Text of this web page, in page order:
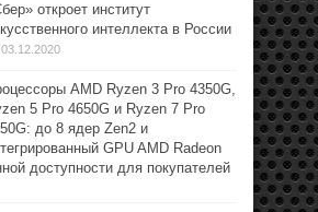
откроет институт
интеллекта в России
03.12.2020
AMD Ryzen 3 Pro 4350G,
5 Pro 4650G и Ryzen 7 Pro
до 8 ядер Zen2 и
GPU AMD Radeon
доступности для покупателей